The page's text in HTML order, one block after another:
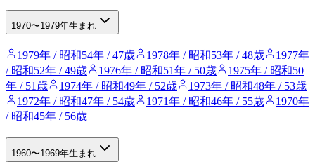
1970〜1979年生まれ
1979年 / 昭和54年 / 47歳 1978年 / 昭和53年 / 48歳
1977年
/ 昭和52年 / 49歳
1976年 / 昭和51年 / 50歳
1975年 / 昭和50
年 / 51歳
1974年 / 昭和49年 / 52歳
1973年 / 昭和48年 / 53歳
1972年 / 昭和47年 / 54歳
1971年 / 昭和46年 / 55歳
1970年
/ 昭和45年 / 56歳
1960〜1969年生まれ